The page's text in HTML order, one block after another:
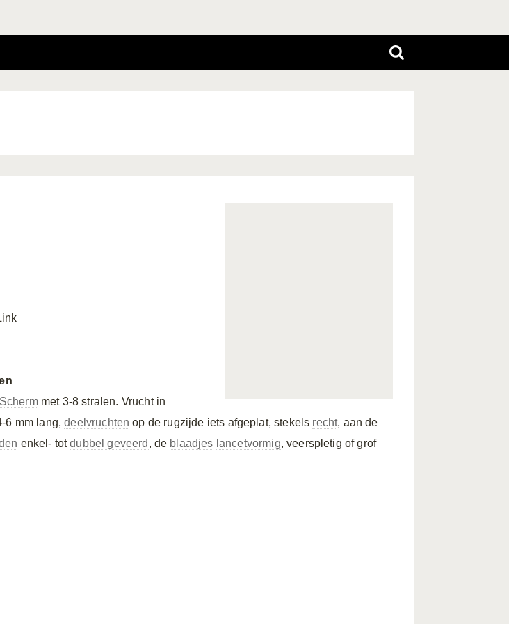
Schermmet 3-8 stralen. Vrucht in
6 mm lang,deelvruchten op de rugzijde iets afgeplat, stekels recht, aan de
enkel- totdubbel geveerd , de blaadjes lancetvormig, veerspletig of grof